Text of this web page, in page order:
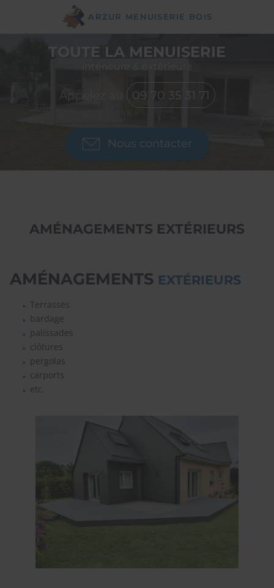
TOUTE LA MENUISERIE
intérieure & extérieure
Appelez au 09 70 35 31 71
Nous contacter
AMÉNAGEMENTS EXTÉRIEURS
AMÉNAGEMENTS EXTÉRIEURS
Terrasses
bardage
palissades
clôtures
pergolas
carports
etc.
ARZUR MENUISERIE BOIS